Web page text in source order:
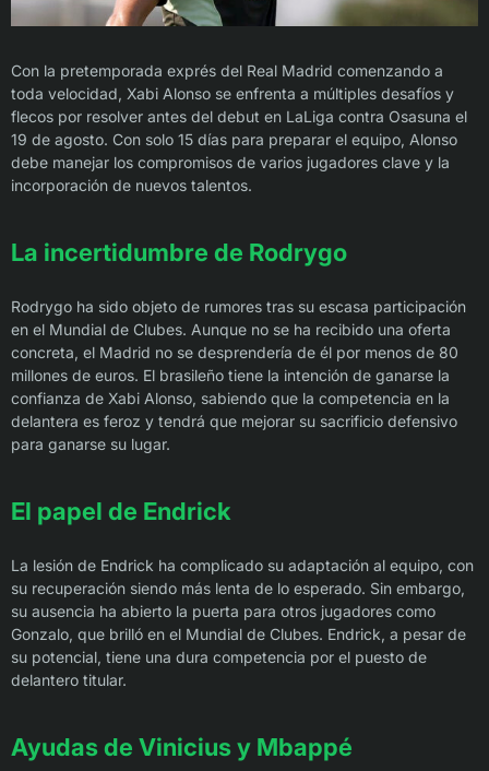
Con la pretemporada exprés del Real Madrid comenzando a
toda velocidad, Xabi Alonso se enfrenta a múltiples desafíos y
flecos por resolver antes del debut en LaLiga contra Osasuna el
19 de agosto. Con solo 15 días para preparar el equipo, Alonso
debe manejar los compromisos de varios jugadores clave y la
incorporación de nuevos talentos.
La incertidumbre de Rodrygo
Rodrygo ha sido objeto de rumores tras su escasa participación
en el Mundial de Clubes. Aunque no se ha recibido una oferta
concreta, el Madrid no se desprendería de él por menos de 80
millones de euros. El brasileño tiene la intención de ganarse la
confianza de Xabi Alonso, sabiendo que la competencia en la
delantera es feroz y tendrá que mejorar su sacrificio defensivo
para ganarse su lugar.
El papel de Endrick
La lesión de Endrick ha complicado su adaptación al equipo, con
su recuperación siendo más lenta de lo esperado. Sin embargo,
su ausencia ha abierto la puerta para otros jugadores como
Gonzalo, que brilló en el Mundial de Clubes. Endrick, a pesar de
su potencial, tiene una dura competencia por el puesto de
delantero titular.
Ayudas de Vinicius y Mbappé